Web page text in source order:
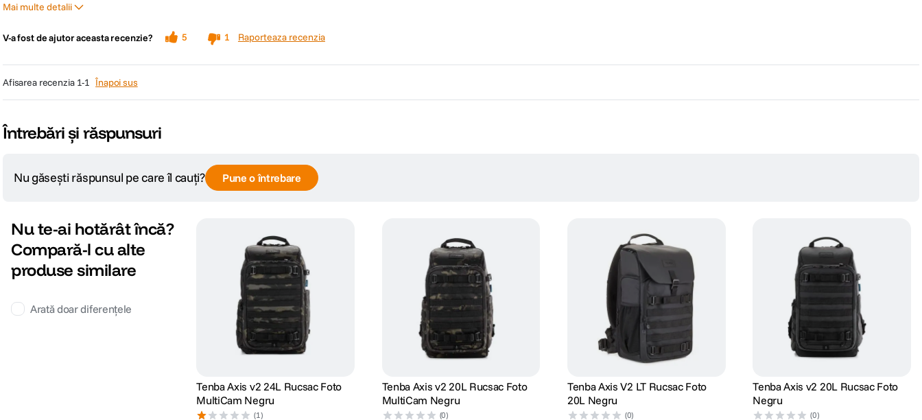
Mai multe detalii
Contra
V-a fost de ajutor aceasta recenzie? 5 1 Raporteaza recenzia
afisarea recenzia 1-1 Înapoi sus
Întrebări și răspunsuri
Nu găsești răspunsul pe care îl cauți? Pune o întrebare
Nu te-ai hotărât încă?
Compară-l cu alte
produse similare
Arată doar diferențele
Tenba Axis v2 24L Rucsac Foto
MultiCam Negru
(1)
Tenba Axis v2 20L Rucsac Foto
MultiCam Negru
(0)
Tenba Axis V2 LT Rucsac Foto
20L Negru
(0)
Tenba Axis v2 20L Rucsac Foto
Negru
(0)